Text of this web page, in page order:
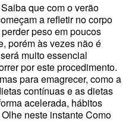
que com o verão
a refletir no corpo
peso em poucos
porém às vezes não é
será muito essencial
por este procedimento.
para emagrecer, como a
contínuas e as dietas
acelerada, hábitos
neste instante Como